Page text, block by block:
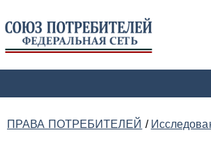
ПРАВА ПОТРЕБИТЕЛЕЙ /